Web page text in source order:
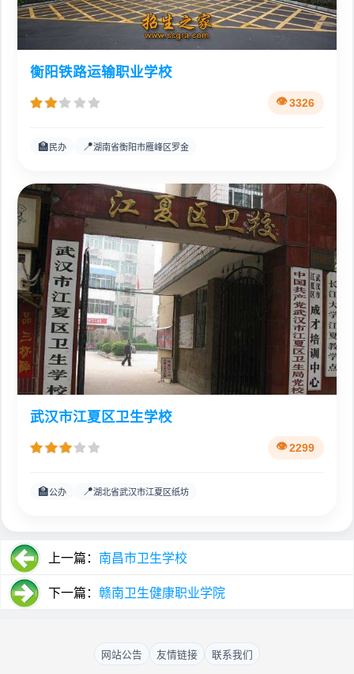
衡阳铁路运输职业学校
3326
🏫 民办 📍湖南省衡阳市雁峰区罗金
武汉市江夏区卫生学校
2299
🏫公办 📍湖北省武汉市江夏区纸坊
上一篇： 南昌市卫生学校
下一篇： 赣南卫生健康职业学院
网站公告 友情链接 联系我们